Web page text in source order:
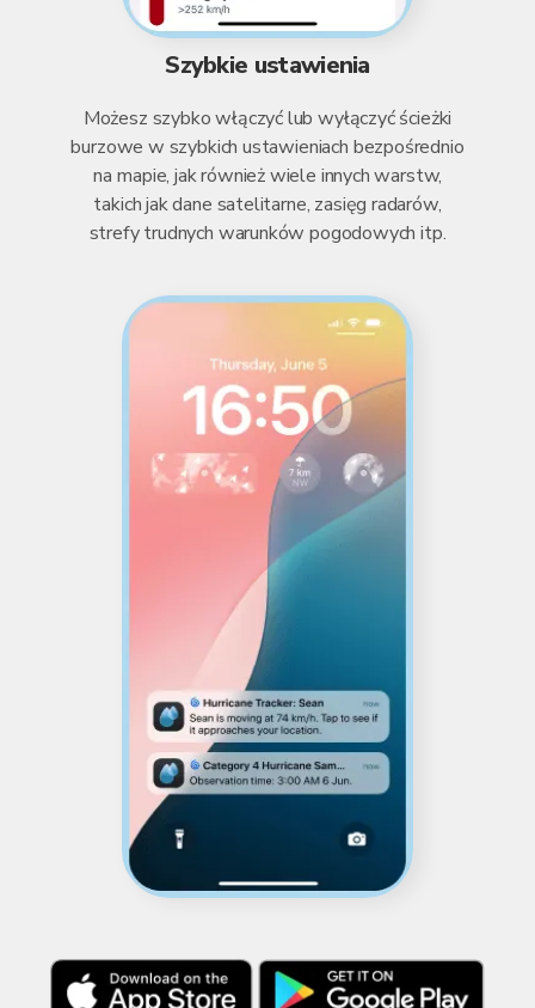
Szybkie ustawienia
Możesz szybko włączyć lub wyłączyć ścieżki
burzowe w szybkich ustawieniach bezpośrednio
na mapie, jak również wiele innych warstw,
takich jak dane satelitarne, zasięg radarów,
strefy trudnych warunków pogodowych itp.